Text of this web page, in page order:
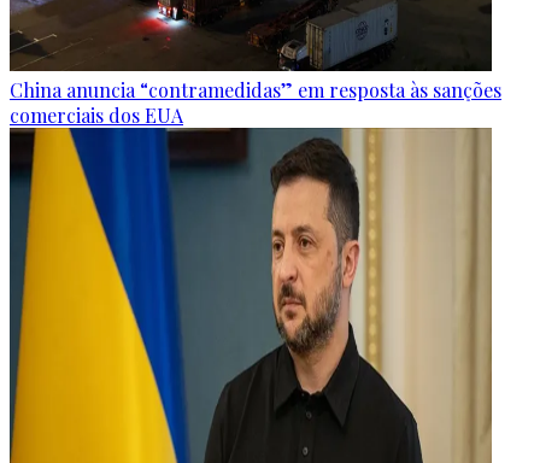
China anuncia “contramedidas” em resposta às sanções
comerciais dos EUA